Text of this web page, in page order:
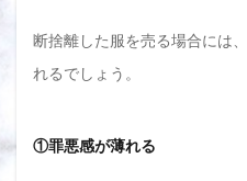
断捨離した服を売る場合には
れるでしょう。
①罪悪感が薄れる